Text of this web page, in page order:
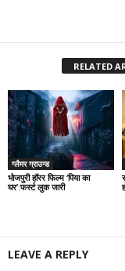
RELATED
ग्लैमर ग्राउन्ड
भोजपुरी हॉरर फिल्म ‘पिया का
घर’:फर्स्ट लुक जारी
LEAVE A REPLY